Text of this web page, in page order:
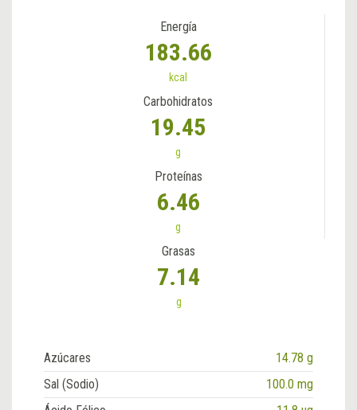
Energía
183.66
kcal
Carbohidratos
19.45
g
Proteínas
6.46
g
Grasas
7.14
g
Azúcares
14.78 g
Sal (Sodio)
100.0 mg